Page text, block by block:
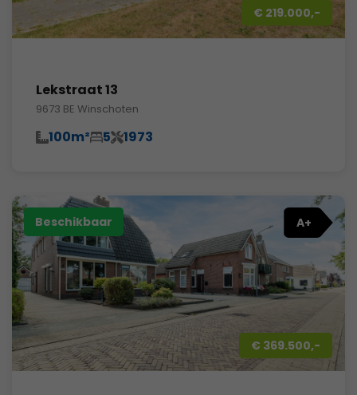
€ 219.000,-
Lekstraat 13
9673 BE Winschoten
100m² 5 1973
A+
Beschikbaar
€ 369.500,-